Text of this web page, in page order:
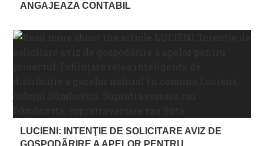
ANGAJEAZA CONTABIL
LUCIENI: INTENŢIE DE SOLICITARE AVIZ DE